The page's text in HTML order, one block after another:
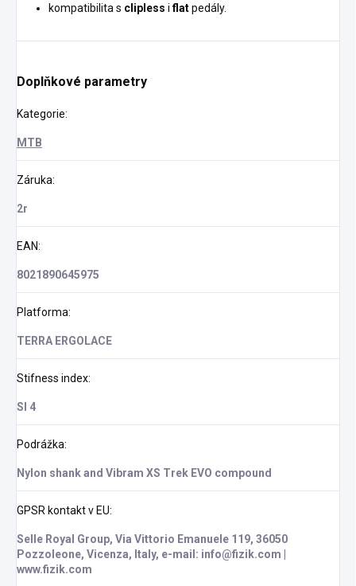
kompatibilita s clipless iflatpedály.
Doplňkové parametry
Kategorie:
MTB
Záruka:
2r
EAN:
8021890645975
Platforma:
TERRA ERGOLACE
Stifness index:
SI 4
Podrážka:
Nylon shank and Vibram XS Trek EVO compound
GPSR kontakt v EU:
Selle Royal Group, Via Vittorio Emanuele 119, 36050
Pozzoleone, Vicenza, Italy, e-mail: info@fizik.com |
www.fizik.com